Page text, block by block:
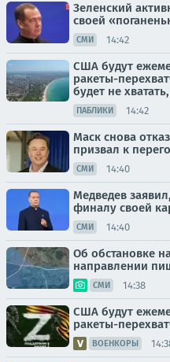
Зеленский
своей
СМИ 14:42
США будут
ракеты-
будет не
ПАБЛИКИ 14:42
Маск снова
призвал к
СМИ 14:40
Медведев
финалу своей
СМИ 14:40
Об обстановке
направлении
СМИ 14:38
США будут
ракеты-
ВОЕНКОРЫ